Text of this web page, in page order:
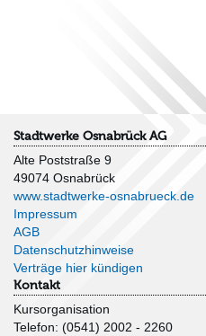
Stadtwerke Osnabrück AG
Alte Poststraße 9
49074 Osnabrück
www.stadtwerke-osnabrueck.de
Impressum
AGB
Datenschutzhinweise
Verträge hier kündigen
Kontakt
Kursorganisation
Telefon: (0541) 2002 - 2260